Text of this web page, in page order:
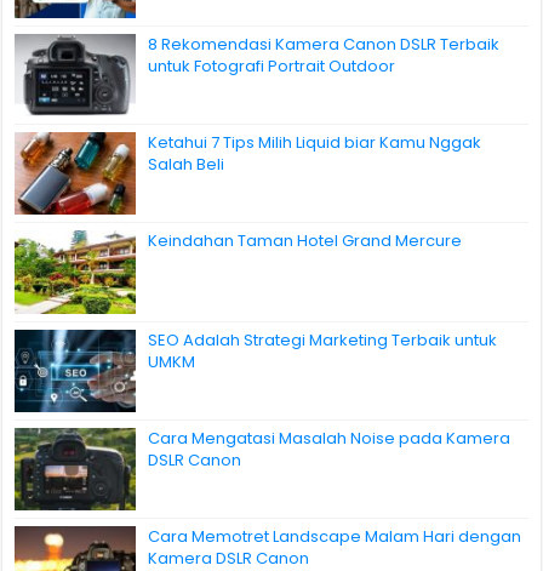
8 Rekomendasi Kamera Canon DSLR Terbaik
untuk Fotografi Portrait Outdoor
Ketahui 7 Tips Milih Liquid biar Kamu Nggak
Salah Beli
Keindahan Taman Hotel Grand Mercure
SEO Adalah Strategi Marketing Terbaik untuk
UMKM
Cara Mengatasi Masalah Noise pada Kamera
DSLR Canon
Cara Memotret Landscape Malam Hari dengan
Kamera DSLR Canon